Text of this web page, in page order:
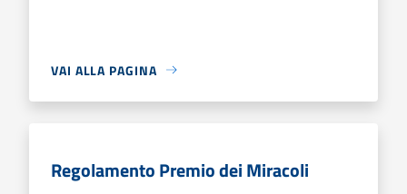
VAI ALLA PAGINA
Regolamento Premio dei Miracoli